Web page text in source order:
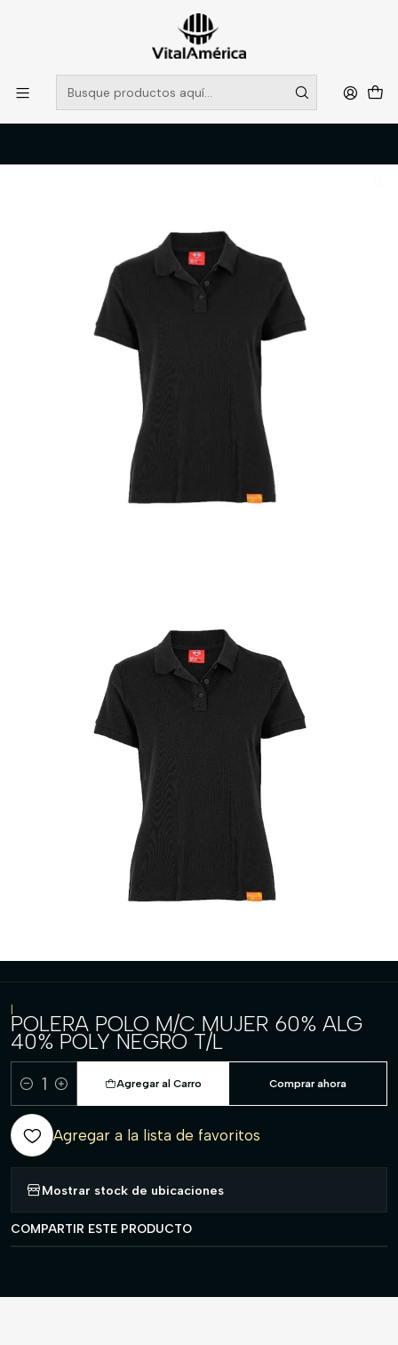
POR SISTEMA FRONTAL SOLO RETIROS EN TIENDA, DESDE
MUCHAS GRACIAS +569 5956 2237
Leer más
Catálogo
VESTIMENTA TECNICA Y CORPORATIVA
POLERAS Y CAMISAS
POLERA POLO M/C MUJER 60% ALG 40% POLY NEGRO T/L
|
POLERA POLO M/C MUJER 60% ALG
40% POLY NEGRO T/L
Cantidad
Agregar al Carro Comprar ahora
Agregar a la lista de favoritos
Mostrar stock de ubicaciones
COMPARTIR ESTE PRODUCTO